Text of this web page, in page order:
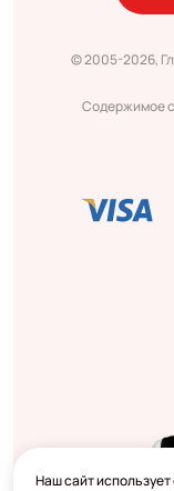
© 2005-2026,
Содержимое
Наш сайт